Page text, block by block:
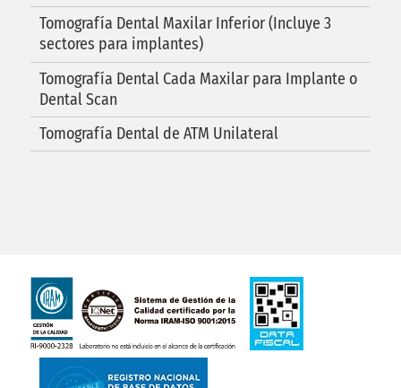
Tomografía Dental Maxilar Inferior (Incluye 3
sectores para implantes)
Tomografía Dental Cada Maxilar para Implante o
Dental Scan
Tomografía Dental de ATM Unilateral